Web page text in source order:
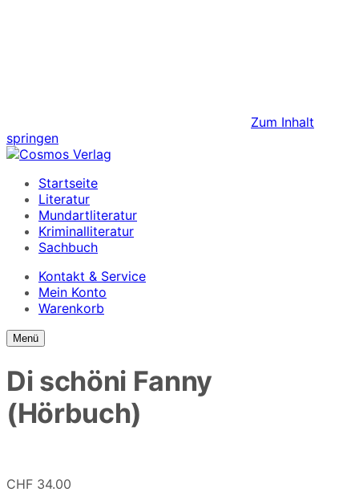
Zum Inhalt
springen
Startseite
Literatur
Mundartliteratur
Kriminalliteratur
Sachbuch
Kontakt & Service
Mein Konto
Warenkorb
Suchformular
Suchformular
Menü
Di schöni Fanny
(Hörbuch)
CHF 34.00